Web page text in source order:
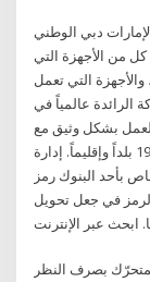
دبي الوطني
من الأجهزة التي
التي تعمل
الرائدة عالمياً في
بشكل وثيق مع
شركاء تم اختيارهم بعناية عبر 284,000 موقع في 196 بلداً وإقليماً. إدارة
بأحد البنوك رمز
هذا الرمز في جعل تحويل
ابحث عبر الإنترنت
بصرف النظر